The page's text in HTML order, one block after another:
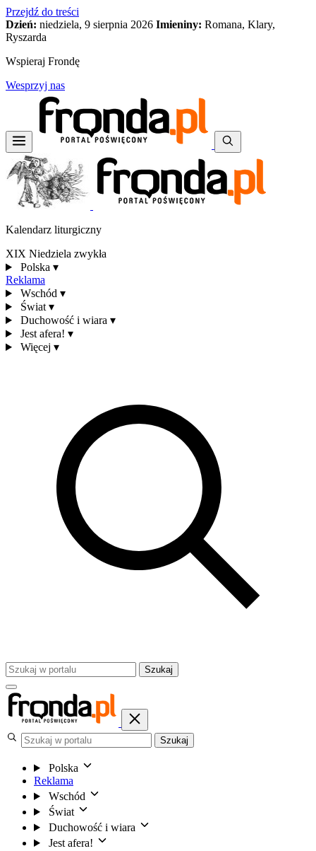
Przejdź do treści
Dzień: niedziela, 9 sierpnia 2026 Imieniny: Romana, Klary,
Ryszarda
Wspieraj Frondę
Wesprzyj nas
Kalendarz liturgiczny
XIX Niedziela zwykła
Polska ▾
Reklama
Wschód ▾
Świat ▾
Duchowość i wiara ▾
Jest afera! ▾
Więcej ▾
Szukaj
Szukaj
Polska
Reklama
Wschód
Świat
Duchowość i wiara
Jest afera!